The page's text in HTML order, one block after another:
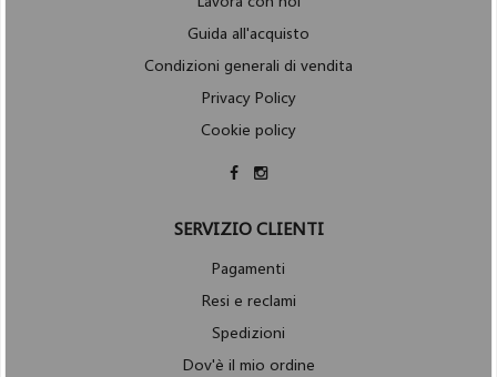
Guida all'acquisto
Condizioni generali di vendita
Privacy Policy
Cookie policy
SERVIZIO CLIENTI
Pagamenti
Resi e reclami
Spedizioni
Dov'è il mio ordine